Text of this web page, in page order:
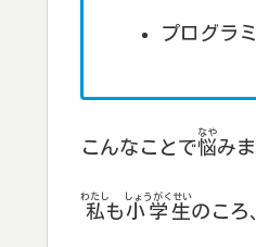
プログラ
こんなことで悩
なや
み
私
わたし
も小学生
しょうがくせい
のころ